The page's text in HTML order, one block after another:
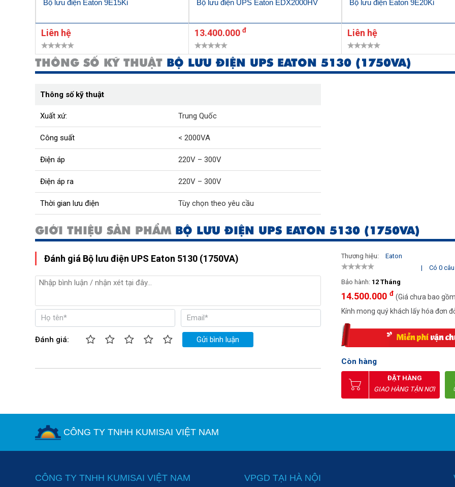
Bộ lưu điện Eaton 9E15Ki
Liên hệ
Bộ lưu điện UPS Eaton EDX2000HV
13.400.000 đ
Bộ lưu điện Eaton 9E20Ki
Liên hệ
THÔNG SỐ KỸ THUẬT BỘ LƯU ĐIỆN UPS EATON 5130 (1750VA)
Thông số kỹ thuật
Xuất xứ: Trung Quốc
Công suất < 2000VA
Điện áp 220V – 300V
Điện áp ra 220V – 300V
Thời gian lưu điện Tùy chọn theo yêu cầu
GIỚI THIỆU SẢN PHẨM BỘ LƯU ĐIỆN UPS EATON 5130 (1750VA)
Đánh giá Bộ lưu điện UPS Eaton 5130 (1750VA)
Đánh giá: Gửi bình luận
Thương hiệu:
Eaton
|
Có 0
Bảo hành: 12 Tháng
14.500.000 đ (Giá chưa bao
Kính mong quý khách lấy hóa đơn
Còn hàng
ĐẶT HÀNG
GIAO HÀNG TẬN NƠI
CÔNG TY TNHH KUMISAI VIỆT NAM
CÔNG TY TNHH KUMISAI VIỆT NAM VPGD TẠI HÀ NỘI